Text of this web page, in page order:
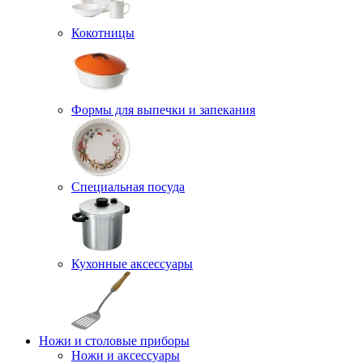
Кокотницы
Формы для выпечки и запекания
Специальная посуда
Кухонные аксессуары
Ножи и столовые приборы
Ножи и аксессуары